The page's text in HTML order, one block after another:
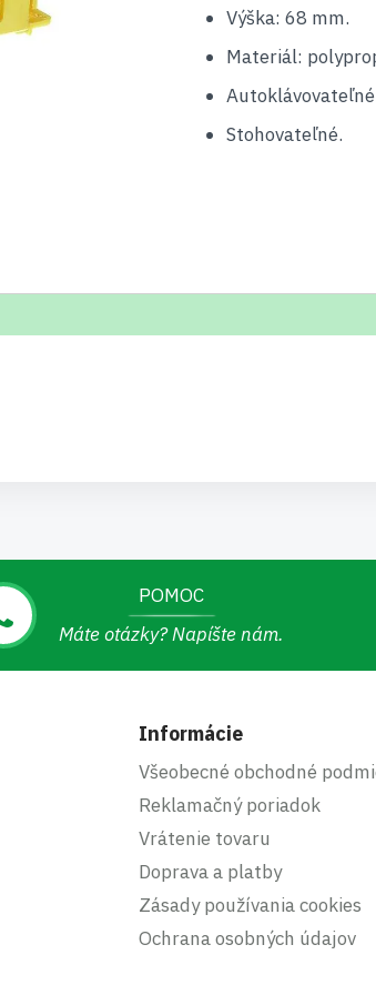
Výška: 68 mm.
Materiál:
Stohovateľné.
POMOC
Máte otázky? Napíšte nám.
Informácie
Všeobecné obchodné
Reklamačný poriadok
Vrátenie tovaru
Doprava a platby
Zásady používania cookies
Ochrana osobných údajov